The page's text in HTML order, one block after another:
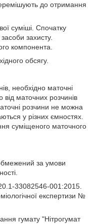
до отримання
суміші. Спочатку
захисту.
компонента.
обсягу.
необхідно маточні
від маточних розчинів
розчини не можна
у різних ємностях.
суміщеного маточного
за умови
33082546-001:2015.
експертизи №
гумату "Нітрогумат